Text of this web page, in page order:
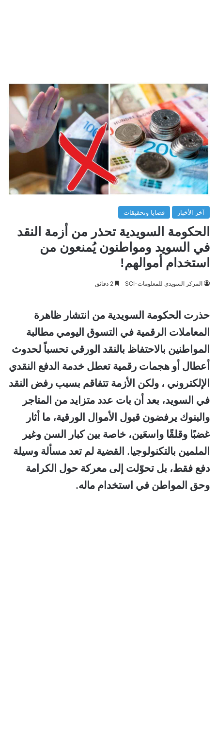
آخر الأخبار قضايا وتحقيقات
الحكومة السويدية تحذر من أزمة النقد
في السويد ومواطنون يُمنعون من
استخدام أموالهم!
المركز السويدي للمعلومات-SCI
حذرت الحكومة السويدية من انتشار ظاهرة
المعاملات الرقمية في التسوق اليومي مطالبة
المواطنين بالاحتفاظ بالنقد الورقي تحسباً لحدوث
أعطال أو هجمات رقمية تعطل خدمة الدفع النقدي
الإلكتروني ، ولكن الأزمة تتفاقم بسبب رفض النقد
في السويد، بعد أن بات عدد متزايد من المتاجر
والبنوك يرفضون قبول الأموال الورقية، ما أثار
غضبًا وقلقًا واسعَين، خاصة بين كبار السن وغير
الملمين بالتكنولوجيا. القضية لم تعد مسألة وسيلة
دفع فقط، بل تحوّلت إلى معركة حول الكرامة
وحق المواطن في استخدام ماله.